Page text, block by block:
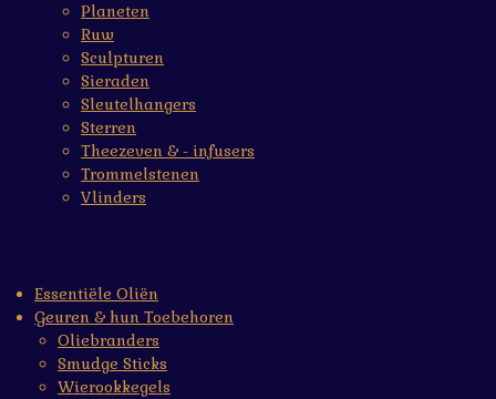
Planeten
Ruw
Sculpturen
Sieraden
Sleutelhangers
Sterren
Theezeven & - infusers
Trommelstenen
Vlinders
Essentiële Oliën
Geuren & hun Toebehoren
Oliebranders
Smudge Sticks
Wierookkegels